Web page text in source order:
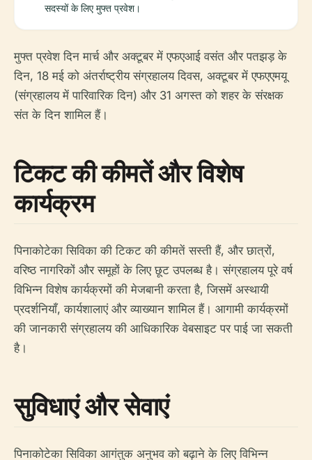
सदस्यों के लिए मुफ्त प्रवेश।
मुफ्त प्रवेश दिन मार्च और अक्टूबर में एफएआई वसंत और पतझड़ के
दिन, 18 मई को अंतर्राष्ट्रीय संग्रहालय दिवस, अक्टूबर में एफएएमयू
(संग्रहालय में पारिवारिक दिन) और 31 अगस्त को शहर के संरक्षक
संत के दिन शामिल हैं।
टिकट की कीमतें और विशेष
कार्यक्रम
पिनाकोटेका सिविका की टिकट की कीमतें सस्ती हैं, और छात्रों,
वरिष्ठ नागरिकों और समूहों के लिए छूट उपलब्ध है। संग्रहालय पूरे वर्ष
विभिन्न विशेष कार्यक्रमों की मेजबानी करता है, जिसमें अस्थायी
प्रदर्शनियाँ, कार्यशालाएं और व्याख्यान शामिल हैं। आगामी कार्यक्रमों
की जानकारी संग्रहालय की आधिकारिक वेबसाइट पर पाई जा सकती
है।
सुविधाएं और सेवाएं
पिनाकोटेका सिविका आगंतुक अनुभव को बढ़ाने के लिए विभिन्न